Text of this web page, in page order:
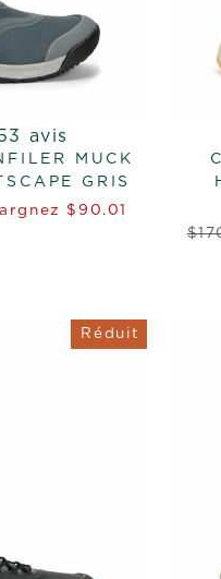
avis
MUCK
GRIS
$90.01
Réduit